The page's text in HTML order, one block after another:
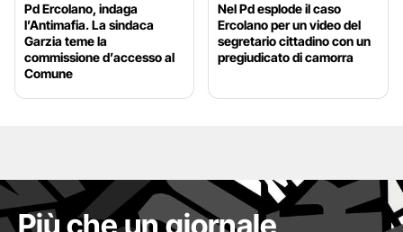
Pd Ercolano, indaga
l’Antimafia. La sindaca
Garzia teme la
commissione d’accesso al
Comune
Nel Pd esplode il caso
Ercolano per un video del
segretario cittadino con un
pregiudicato di camorra